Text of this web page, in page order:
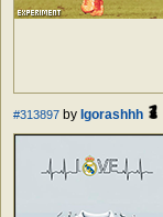
#313897 by Igorashhh